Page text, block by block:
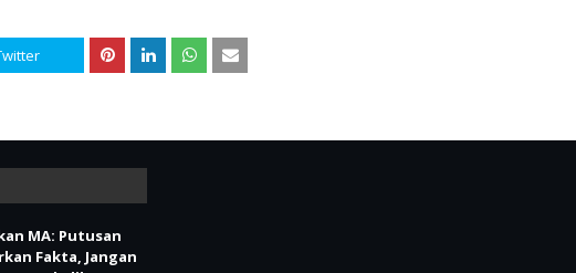
MA: Putusan
Fakta, Jangan